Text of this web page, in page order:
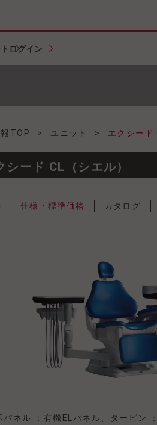
ログイン
TOP > ユニット > エクシード
シード CL（シエル）
仕様・標準価格 カタログ
パネル ：有機ELパネル、タービン